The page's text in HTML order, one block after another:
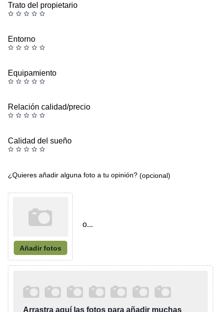
Trato del propietario
Entorno
Equipamiento
Relación calidad/precio
Calidad del sueño
¿Quieres añadir alguna foto a tu opinión? (opcional)
Añadir fotos
o...
Arrastra aquí las fotos para añadir muchas